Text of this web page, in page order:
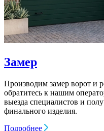
Замер
Производим замер ворот и
обратитесь к нашим
выезда специалистов и
финального изделия.
Подробнее